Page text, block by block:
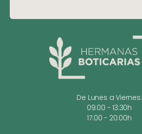
De Lunes a Viernes:
09:00 - 13:30h
17:00 - 20:00h